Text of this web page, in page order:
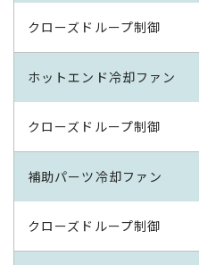
クローズドループ制御
ホットエンド冷却ファン
クローズドループ制御
補助パーツ冷却ファン
クローズドループ制御